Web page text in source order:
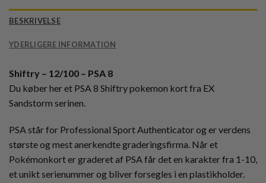
BESKRIVELSE
YDERLIGERE INFORMATION
Shiftry – 12/100 – PSA 8
Du køber her et PSA 8 Shiftry pokemon kort fra EX
Sandstorm serinen.
PSA står for Professional Sport Authenticator og er verdens
største og mest anerkendte graderingsfirma. Når et
Pokémonkort er graderet af PSA får det en karakter fra 1-10,
et unikt serienummer og bliver forsegles i en plastikholder.